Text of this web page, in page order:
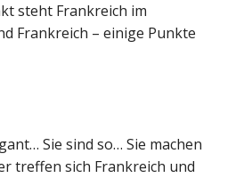
steht Frankreich im
Frankreich – einige Punkte
Sie sind so… Sie machen
treffen sich Frankreich und